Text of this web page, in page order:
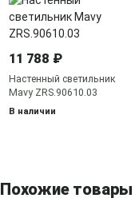
11 788 ₽
Настенный светильник
Mavy ZRS.90610.03
В наличии
Похожие товары